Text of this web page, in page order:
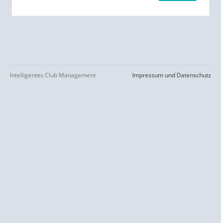
Impressum und Datenschutz
Intelligentes Club Management